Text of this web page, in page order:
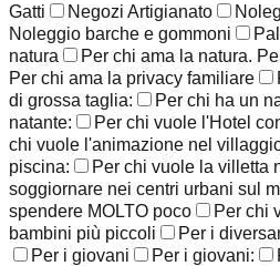
Gatti
Negozi Artigianato
Noleggio barche e gommoni
natura
Per chi ama la natura.
Per chi ama la privacy familiare
di grossa taglia:
Per chi ha un
natante:
Per chi vuole l'Hotel
chi vuole l'animazione nel
piscina:
Per chi vuole la villetta
soggiornare nei centri urbani sul
spendere MOLTO poco
Per chi
bambini più piccoli
Per i
Per i giovani
Per i giovani: